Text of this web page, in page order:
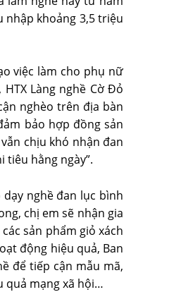
nhập khoảng 3,5 triệu
việc làm cho phụ nữ
Làng nghề Cờ Đỏ
nghèo trên địa bàn
bảo hợp đồng sản
chịu khó nhận đan
tiêu hằng ngày”.
nghề đan lục bình
chị em sẽ nhận gia
sản phẩm giỏ xách
động hiệu quả, Ban
để tiếp cận mẫu mã,
quả mạng xã hội…